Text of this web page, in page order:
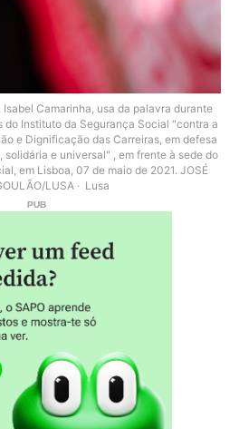
Camarinha, usa da palavra durante
do Instituto da Segurança Social "contra a
e Dignificação das Carreiras, em defesa
e universal" , em frente à sede do
em Lisboa, 07 de maio de 2021. JOSÉ
LUSA
Lusa